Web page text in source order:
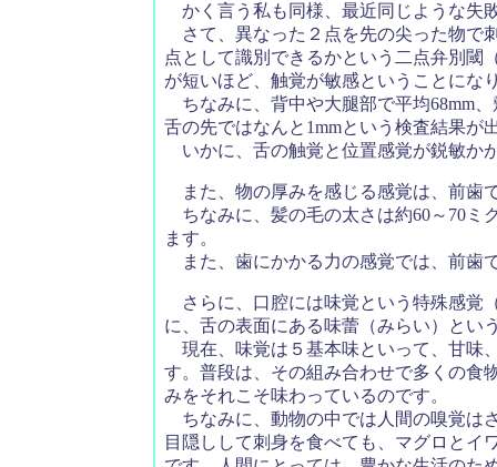
かく言う私も同様、最近同じような失
さて、異なった２点を先の尖った物で
点として識別できるかという二点弁別閾
が短いほど、触覚が敏感ということにな
ちなみに、背中や大腿部で平均68mm
舌の先ではなんと1mmという検査結果が
いかに、舌の触覚と位置感覚が鋭敏か
また、物の厚みを感じる感覚は、前歯
ちなみに、髪の毛の太さは約60～70ミ
ます。
また、歯にかかる力の感覚では、前歯
さらに、口腔には味覚という特殊感覚
に、舌の表面にある味蕾（みらい）とい
現在、味覚は５基本味といって、甘味
す。普段は、その組み合わせで多くの食
みをそれこそ味わっているのです。
ちなみに、動物の中では人間の嗅覚は
目隠しして刺身を食べても、マグロとイ